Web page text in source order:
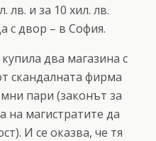
лв. и за 10 хил. лв.
с двор – в София.
два магазина с
скандалната фирма
пари (законът за
на магистратите да
И се оказва, че тя